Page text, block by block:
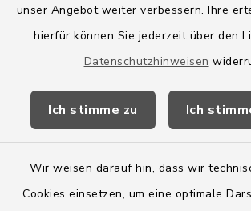
unser Angebot weiter verbessern. Ihre
hierfür können Sie jederzeit über den
Datenschutzhinweisen
Ich stimme zu Ich
Wir weisen darauf hin, dass wir
Cookies einsetzen, um eine optimale
Amt Boostedt-Rickling
Amtsbroschüre
Wege-Zweckverband